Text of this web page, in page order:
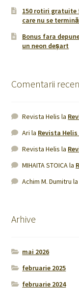
150 rotiri gratuite
care nu se
Bonus fara
un neon deșart
Comentarii
Revista Helis la
Ari la Revista
Revista Helis la
MIHAITA STOICA la
Achim M. Dumitru la
Arhive
mai 2026
februarie 2025
februarie 2024